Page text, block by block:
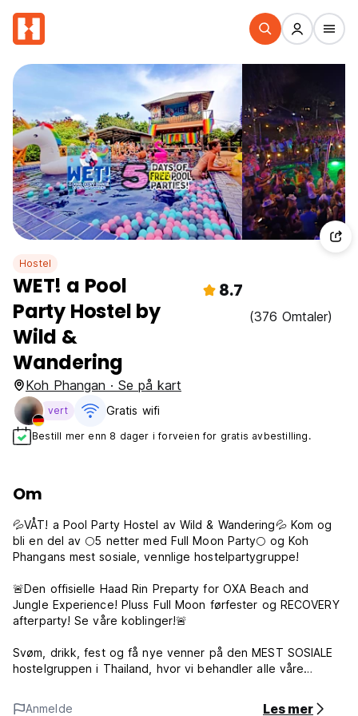
Hostel
WET! a Pool
Party Hostel by
Wild &
Wandering
8.7
(376 Omtaler)
Koh Phangan · Se på kart
vert Gratis wifi‎
Bestill mer enn 8 dager i forveien for gratis avbestilling.
Om
💦VÅT! a Pool Party Hostel av Wild & Wandering💦 Kom og
bli en del av 🌕5 netter med Full Moon Party🌕 og Koh
Phangans mest sosiale, vennlige hostelpartygruppe!
🚨Den offisielle Haad Rin Preparty for OXA Beach and
Jungle Experience! Pluss Full Moon førfester og RECOVERY
afterparty! Se våre koblinger!🚨
Svøm, drikk, fest og få nye venner på den MEST SOSIALE
hostelgruppen i Thailand, hvor vi behandler alle våre
Anmelde Les mer